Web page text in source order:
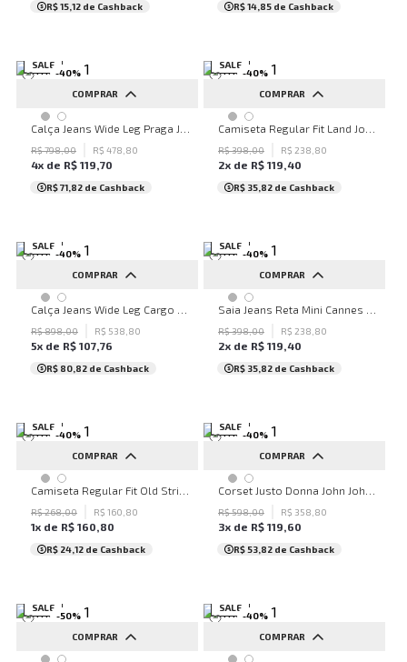
R$ 15,12 de Cashback R$ 14,85 de Cashback
SALE
-40%
COMPRAR
42 44
R$798,00 R$ 478 80
4x de R$ 119,70
R$ 71,82 de Cashback
SALE
-40%
COMPRAR
P M G GG
R$398,00 R$ 238 80
2x de R$ 119,40
R$ 35,82 de Cashback
SALE
-40%
COMPRAR
40 42 44 46
R$898,00 R$ 538 80
5x de R$ 107,76
R$ 80,82 de Cashback
SALE
-40%
COMPRAR
34 36 38 40
R$398,00 R$ 238 80
2x de R$ 119,40
R$ 35,82 de Cashback
SALE
-40%
COMPRAR
P
R$268,00 R$ 160 80
1x de R$ 160,80
R$ 24,12 de Cashback
SALE
-40%
COMPRAR
P M G
R$598,00 R$ 358 80
3x de R$ 119,60
R$ 53,82 de Cashback
SALE
-50%
COMPRAR
SALE
-40%
COMPRAR